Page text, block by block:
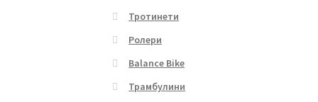
Тротинети
Ролери
Balance Bike
Трамбулини